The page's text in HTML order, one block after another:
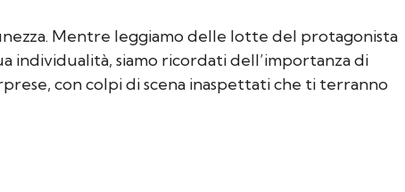
Mentre leggiamo delle lotte del protagonista
individualità, siamo ricordati dell’importanza di
con colpi di scena inaspettati che ti terranno